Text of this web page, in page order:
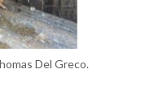
Del Greco.